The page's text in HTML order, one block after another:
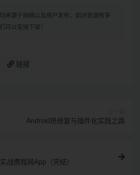
来源于网络以及用户发布，如对资源有争
可以安排下架！
链接
Android热修复与插件化实践之路
战携程网App（完结）